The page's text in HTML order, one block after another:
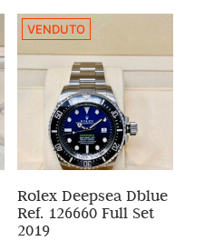
base
al
VENDUTO
Rolex Deepsea Dblue
Ref. 126660 Full Set
2019